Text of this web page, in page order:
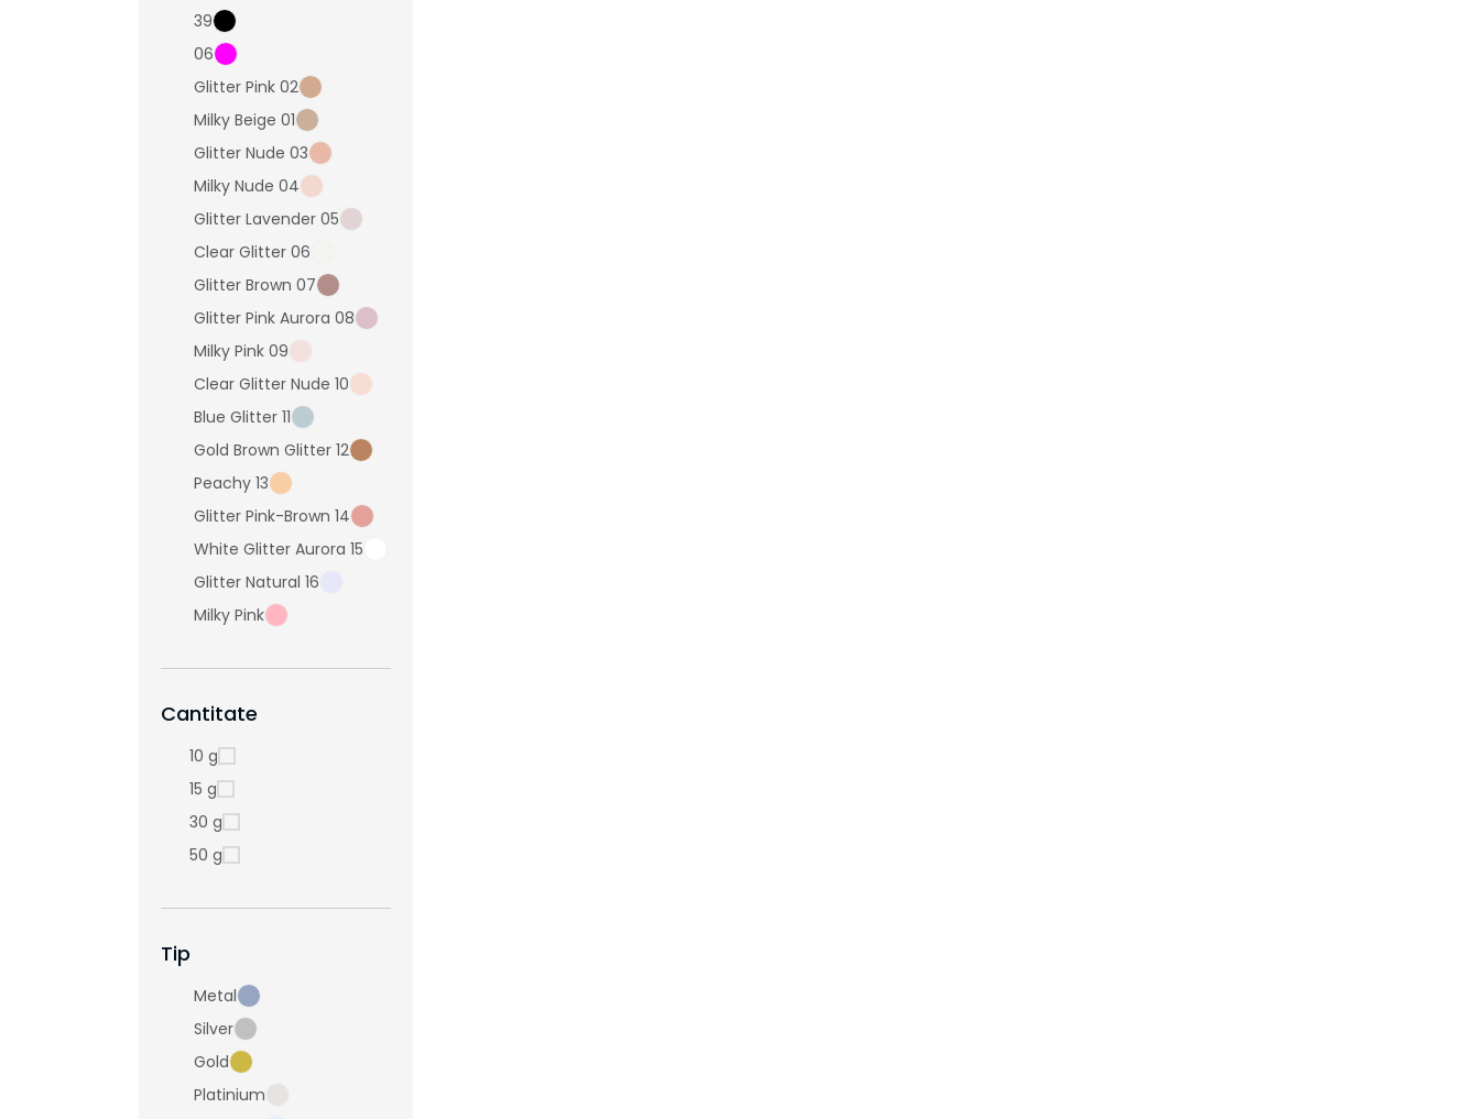
39
06
Glitter Pink 02
Milky Beige 01
Glitter Nude 03
Milky Nude 04
Glitter Lavender 05
Clear Glitter 06
Glitter Brown 07
Glitter Pink Aurora 08
Milky Pink 09
Clear Glitter Nude 10
Blue Glitter 11
Gold Brown Glitter 12
Peachy 13
Glitter Pink-Brown 14
White Glitter Aurora 15
Glitter Natural 16
Milky Pink
Cantitate
10 g
15 g
30 g
50 g
Tip
Metal
Silver
Gold
Platinium